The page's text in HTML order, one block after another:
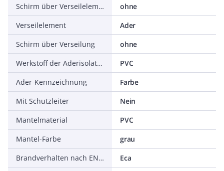
Schirm über Verseilelement
ohne
Verseilelement
Ader
Schirm über Verseilung
ohne
Werkstoff der Aderisolation
PVC
Ader-Kennzeichnung
Farbe
Mit Schutzleiter
Nein
Mantelmaterial
PVC
Mantel-Farbe
grau
Brandverhalten nach EN 13501-6: Klasse
Eca